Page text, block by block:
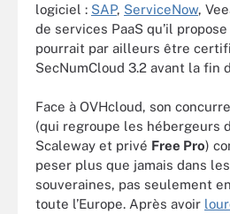
logiciel : SAP, ServiceNow,
de services PaaS qu’il
pourrait par ailleurs être
SecNumCloud 3.2 avant la fin
Face à OVHcloud, son
(qui regroupe les hébergeurs
Scaleway et privé Free Pro)
peser plus que jamais dans
souveraines, pas seulement
toute l’Europe. Après avoir